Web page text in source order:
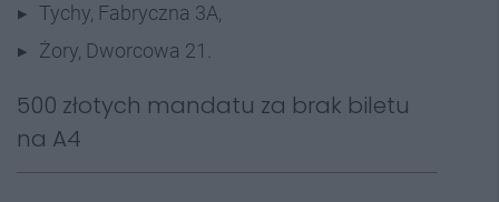
Tychy, Fabryczna 3A,
Żory, Dworcowa 21.
500 złotych mandatu za brak biletu
na A4